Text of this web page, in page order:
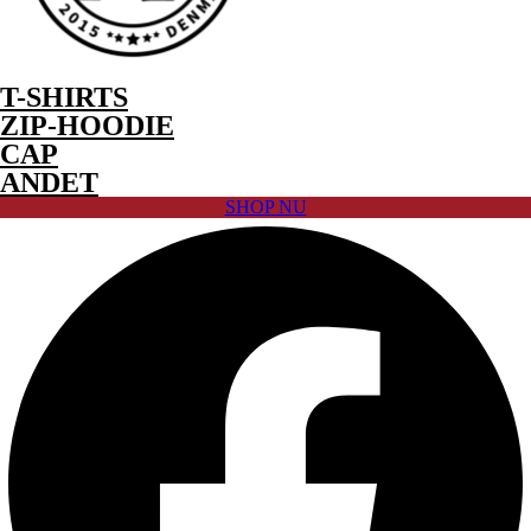
T-SHIRTS
ZIP-HOODIE
CAP
ANDET
SHOP NU